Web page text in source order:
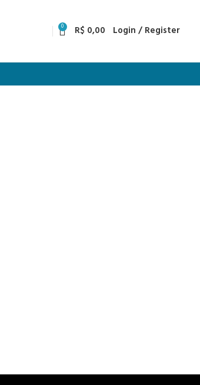
0 R$ 0,00 Login / Register